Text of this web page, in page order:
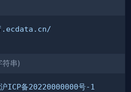
符串)
ICP备20220000000号-1